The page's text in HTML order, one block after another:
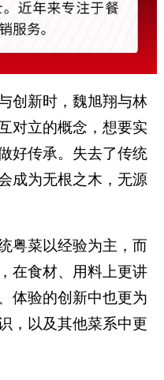
创新时，魏旭翔与林
对立的概念，想要实
好传承。失去了传统
成为无根之木，无源
粤菜以经验为主，而
在食材、用料上更讲
体验的创新中也更为
，以及其他菜系中更